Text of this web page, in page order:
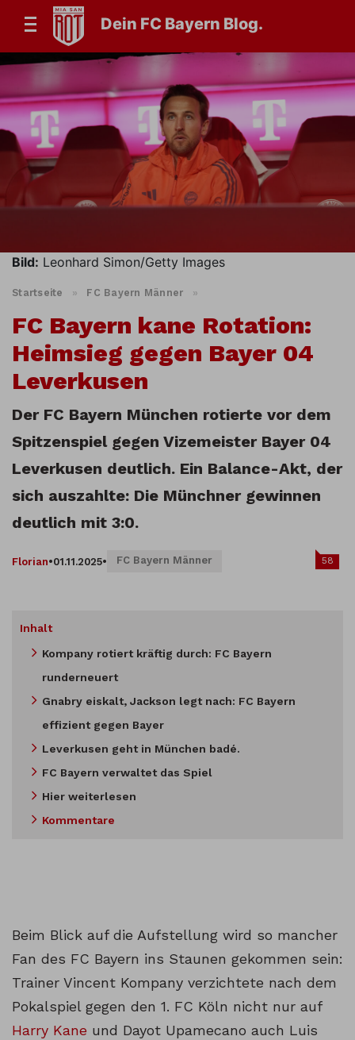
Dein FC Bayern Blog.
Bild: Leonhard Simon/Getty Images
Startseite » FC Bayern Männer »
FC Bayern kane Rotation:
Heimsieg gegen Bayer 04
Leverkusen
Der FC Bayern München rotierte vor dem
Spitzenspiel gegen Vizemeister Bayer 04
Leverkusen deutlich. Ein Balance-Akt, der
sich auszahlte: Die Münchner gewinnen
deutlich mit 3:0.
Florian•01.11.2025• FC Bayern Männer 58
Inhalt
Kompany rotiert kräftig durch: FC Bayern
runderneuert
Gnabry eiskalt, Jackson legt nach: FC Bayern
effizient gegen Bayer
Leverkusen geht in München badé.
FC Bayern verwaltet das Spiel
Hier weiterlesen
Kommentare
Beim Blick auf die Aufstellung wird so mancher
Fan des FC Bayern ins Staunen gekommen sein:
Trainer Vincent Kompany verzichtete nach dem
Pokalspiel gegen den 1. FC Köln nicht nur auf
Harry Kane und Dayot Upamecano auch Luis